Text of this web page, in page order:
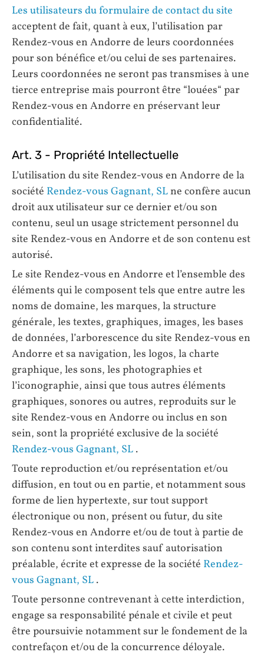
Les utilisateurs du formulaire de contact du site
acceptent de fait, quant à eux, l’utilisation par
Rendez-vous en Andorre de leurs coordonnées
pour son bénéfice et/ou celui de ses partenaires.
Leurs coordonnées ne seront pas transmises à une
tierce entreprise mais pourront être “louées“ par
Rendez-vous en Andorre en préservant leur
confidentialité.
Art. 3 - Propriété Intellectuelle
L’utilisation du site Rendez-vous en Andorre de la
société Rendez-vous Gagnant, SLne confère aucun
droit aux utilisateur sur ce dernier et/ou son
contenu, seul un usage strictement personnel du
site Rendez-vous en Andorre et de son contenu est
autorisé.
Le site Rendez-vous en Andorre et l’ensemble des
éléments qui le composent tels que entre autre les
noms de domaine, les marques, la structure
générale, les textes, graphiques, images, les bases
de données, l’arborescence du site Rendez-vous en
Andorre et sa navigation, les logos, la charte
graphique, les sons, les photographies et
l’iconographie, ainsi que tous autres éléments
graphiques, sonores ou autres, reproduits sur le
site Rendez-vous en Andorre ou inclus en son
sein, sont la propriété exclusive de la société
Rendez-vous Gagnant, SL .
Toute reproduction et/ou représentation et/ou
diffusion, en tout ou en partie, et notamment sous
forme de lien hypertexte, sur tout support
électronique ou non, présent ou futur, du site
Rendez-vous en Andorre et/ou de tout à partie de
son contenu sont interdites sauf autorisation
préalable, écrite et expresse de la société Rendez-
vous Gagnant, SL .
Toute personne contrevenant à cette interdiction,
engage sa responsabilité pénale et civile et peut
être poursuivie notamment sur le fondement de la
contrefaçon et/ou de la concurrence déloyale.